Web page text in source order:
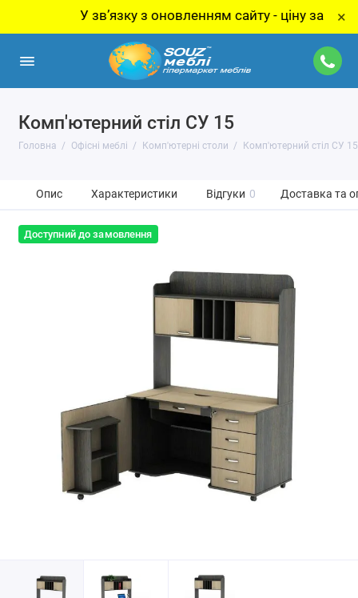
У звʼязку з оновленням сайту - ціну за товар ×
Комп'ютерний стіл СУ 15
Головна Офісні меблі Комп'ютерні столи Комп'ютерний стіл СУ 15
Опис Характеристики Відгуки 0 Доставка та
Доступний до замовлення